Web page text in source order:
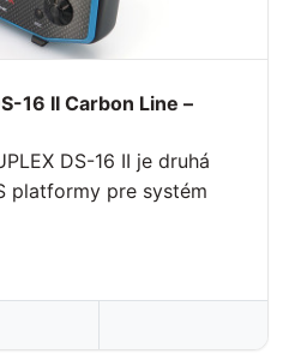
16 II Carbon Line –
DS-16 II je druhá
platformy pre systém